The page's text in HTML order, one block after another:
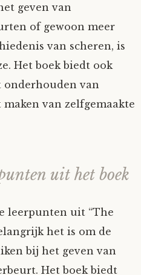
geven van
of gewoon meer
van scheren, is
Het boek biedt ook
van
van zelfgemaakte
uit het boek
leerpunten uit “The
het is om de
bij het geven van
Het boek biedt